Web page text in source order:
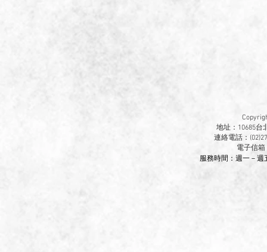
地址：10685台
連絡電話：
電子信箱
服務時間：週一－